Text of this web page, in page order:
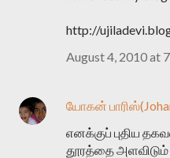
http://
August 4, 2010 at
யோகன்
எனக்குப் புதிய
தூரத்தை